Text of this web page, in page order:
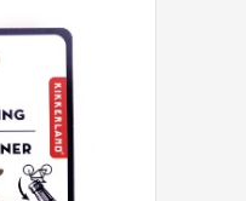
HARDWARE
TATU
DEKU